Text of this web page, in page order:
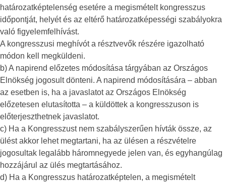
határozatképtelenség esetére a megismételt kongresszus
időpontját, helyét és az eltérő határozatképességi szabályokra
való figyelemfelhívást.
A kongresszusi meghívót a résztvevők részére igazolható
módon kell megküldeni.
b) A napirend előzetes módosítása tárgyában az Országos
Elnökség jogosult dönteni. A napirend módosítására – abban
az esetben is, ha a javaslatot az Országos Elnökség
előzetesen elutasította – a küldöttek a kongresszuson is
előterjeszthetnek javaslatot.
c) Ha a Kongresszust nem szabályszerűen hívták össze, az
ülést akkor lehet megtartani, ha az ülésen a részvételre
jogosultak legalább háromnegyede jelen van, és egyhangúlag
hozzájárul az ülés megtartásához.
d) Ha a Kongresszus határozatképtelen, a megismételt